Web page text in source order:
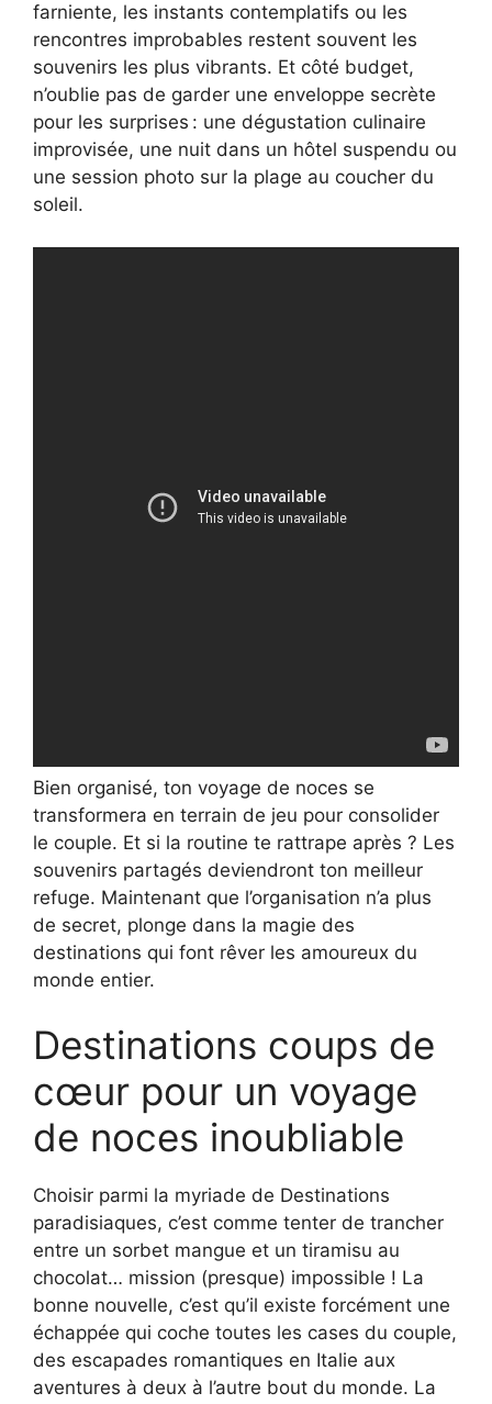
farniente, les instants contemplatifs ou les
rencontres improbables restent souvent les
souvenirs les plus vibrants. Et côté budget,
n’oublie pas de garder une enveloppe secrète
pour les surprises : une dégustation culinaire
improvisée, une nuit dans un hôtel suspendu ou
une session photo sur la plage au coucher du
soleil.
Bien organisé, ton voyage de noces se
transformera en terrain de jeu pour consolider
le couple. Et si la routine te rattrape après ? Les
souvenirs partagés deviendront ton meilleur
refuge. Maintenant que l’organisation n’a plus
de secret, plonge dans la magie des
destinations qui font rêver les amoureux du
monde entier.
Destinations coups de
cœur pour un voyage
de noces inoubliable
Choisir parmi la myriade de Destinations
paradisiaques, c’est comme tenter de trancher
entre un sorbet mangue et un tiramisu au
chocolat… mission (presque) impossible ! La
bonne nouvelle, c’est qu’il existe forcément une
échappée qui coche toutes les cases du couple,
des escapades romantiques en Italie aux
aventures à deux à l’autre bout du monde. La